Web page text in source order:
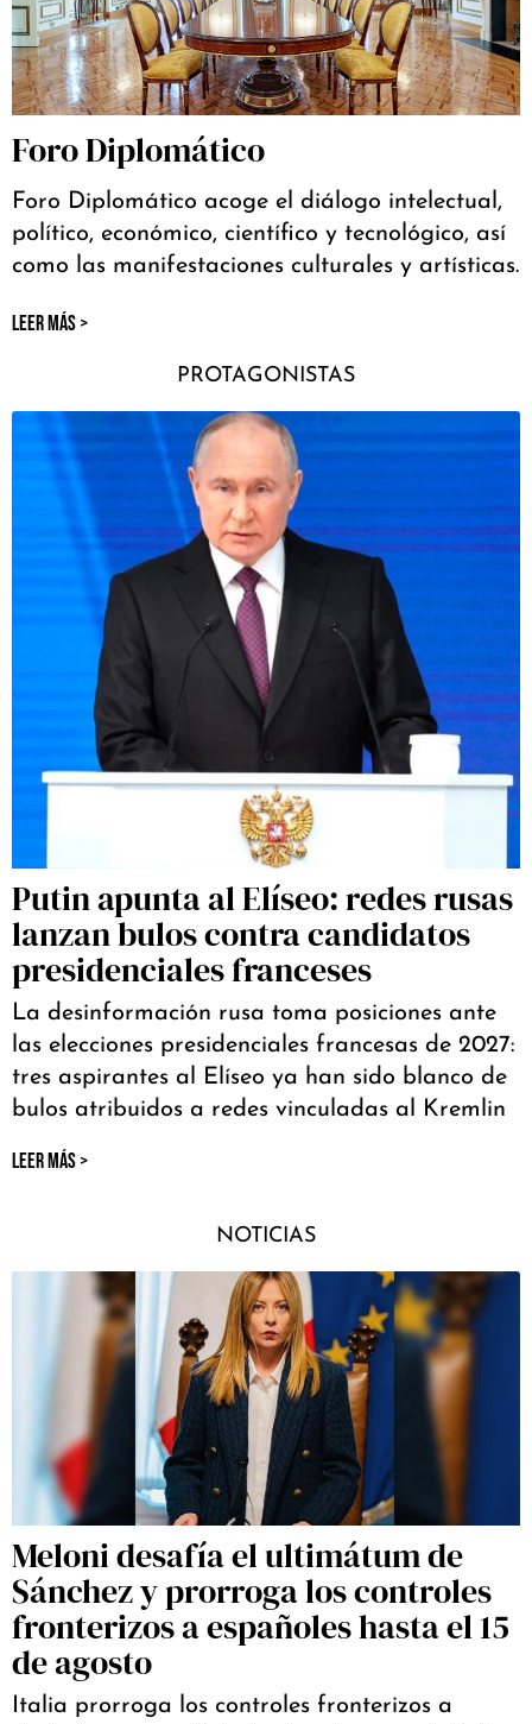
Foro Diplomático
Foro Diplomático acoge el diálogo intelectual,
político, económico, científico y tecnológico, así
como las manifestaciones culturales y artísticas.
LEER MÁS >
PROTAGONISTAS
Putin apunta al Elíseo: redes rusas
lanzan bulos contra candidatos
presidenciales franceses
La desinformación rusa toma posiciones ante
las elecciones presidenciales francesas de 2027:
tres aspirantes al Elíseo ya han sido blanco de
bulos atribuidos a redes vinculadas al Kremlin
LEER MÁS >
NOTICIAS
Meloni desafía el ultimátum de
Sánchez y prorroga los controles
fronterizos a españoles hasta el 15
de agosto
Italia prorroga los controles fronterizos a